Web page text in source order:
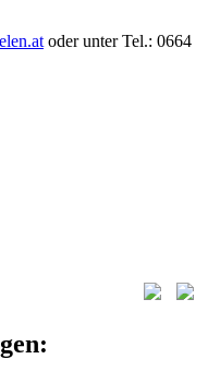
oder unter Tel.: 0664